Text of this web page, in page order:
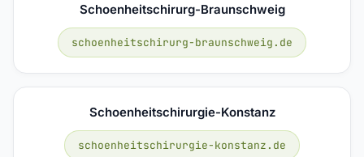
Schoenheitschirurg-Braunschweig
schoenheitschirurg-braunschweig.de
Schoenheitschirurgie-Konstanz
schoenheitschirurgie-konstanz.de